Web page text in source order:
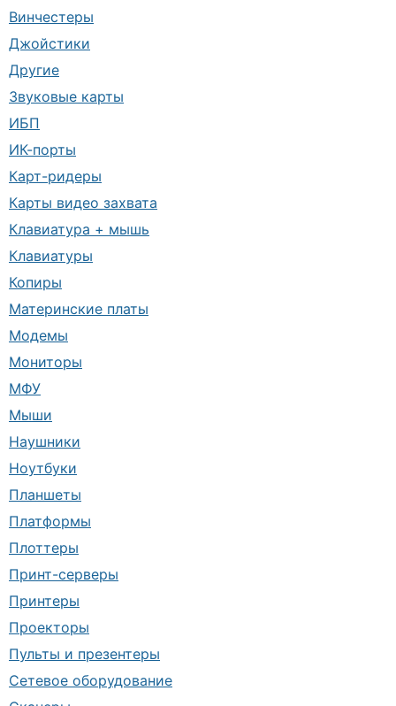
Винчестеры
Джойстики
Другие
Звуковые карты
ИБП
ИК-порты
Карт-ридеры
Карты видео захвата
Клавиатура + мышь
Клавиатуры
Копиры
Материнские платы
Модемы
Мониторы
МФУ
Мыши
Наушники
Ноутбуки
Планшеты
Платформы
Плоттеры
Принт-серверы
Принтеры
Проекторы
Пульты и презентеры
Сетевое оборудование